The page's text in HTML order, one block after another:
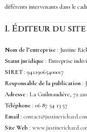
différents intervenants dans le
1. Éditeur du site
Nom de l’entreprise: Justine
Statut juridique: Entreprise
SIRET: 94119065400017
Responsable de la publication:
Adresse: La Guilmaudière, 72
Téléphone: 06 87 54 13 57
Email:
Site Web :